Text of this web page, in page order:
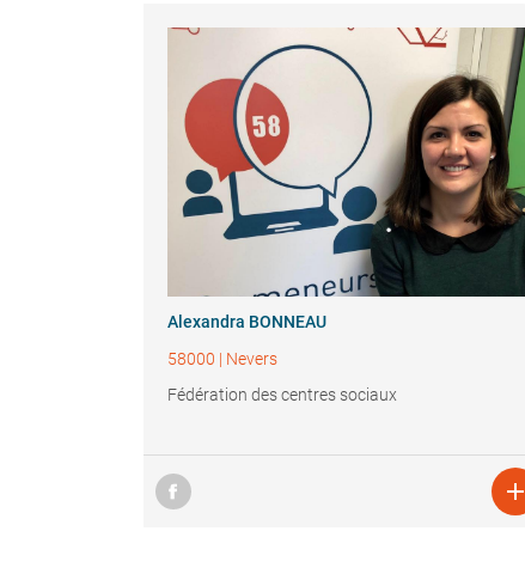
Alexandra BONNEAU
58000 | Nevers
Fédération des centres sociaux
